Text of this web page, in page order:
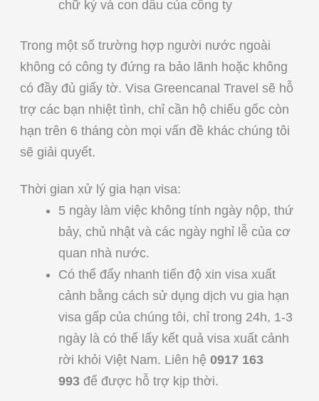
chữ ký và con dấu của công ty
Trong một số trường hợp người nước ngoài
không có công ty đứng ra bảo lãnh hoặc không
có đầy đủ giấy tờ. Visa Greencanal Travel sẽ hỗ
trợ các bạn nhiệt tình, chỉ cần hộ chiếu gốc còn
hạn trên 6 tháng còn mọi vấn đề khác chúng tôi
sẽ giải quyết.
Thời gian xử lý gia hạn visa:
5 ngày làm việc không tính ngày nộp, thứ
bảy, chủ nhật và các ngày nghỉ lễ của cơ
quan nhà nước.
Có thể đẩy nhanh tiến độ xin visa xuất
cảnh bằng cách sử dụng dịch vu gia hạn
visa gấp của chúng tôi, chỉ trong 24h, 1-3
ngày là có thể lấy kết quả visa xuất cảnh
rời khỏi Việt Nam. Liên hệ 0917 163
993 để được hỗ trợ kịp thời.